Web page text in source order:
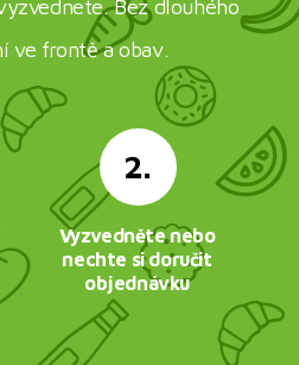
Bez dlouhého
ve frontě a obav.
2.
Vyzvedněte nebo
nechte si doručit
objednávku